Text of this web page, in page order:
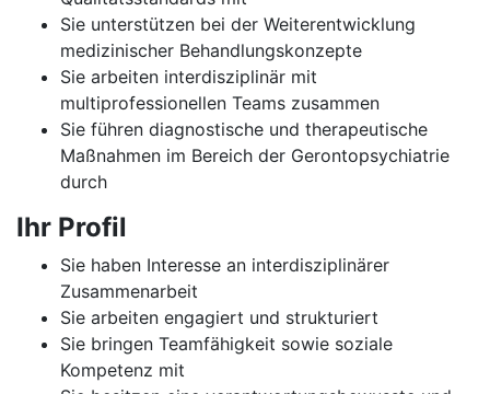
Sie unterstützen bei der Weiterentwicklung
medizinischer Behandlungskonzepte
Sie arbeiten interdisziplinär mit
multiprofessionellen Teams zusammen
Sie führen diagnostische und therapeutische
Maßnahmen im Bereich der Gerontopsychiatrie
durch
Ihr Profil
Sie haben Interesse an interdisziplinärer
Zusammenarbeit
Sie arbeiten engagiert und strukturiert
Sie bringen Teamfähigkeit sowie soziale
Kompetenz mit